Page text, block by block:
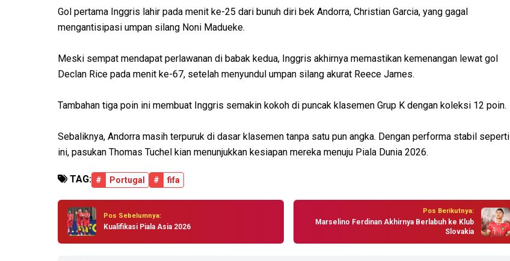
Gol pertama Inggris lahir pada menit ke-25 dari bunuh diri bek Andorra, Christian Garcia, yang gagal
mengantisipasi umpan silang Noni Madueke.
Meski sempat mendapat perlawanan di babak kedua, Inggris akhirnya memastikan kemenangan lewat gol
Declan Rice pada menit ke-67, setelah menyundul umpan silang akurat Reece James.
Tambahan tiga poin ini membuat Inggris semakin kokoh di puncak klasemen Grup K dengan koleksi 12 poin.
Sebaliknya, Andorra masih terpuruk di dasar klasemen tanpa satu pun angka. Dengan performa stabil seperti
ini, pasukan Thomas Tuchel kian menunjukkan kesiapan mereka menuju Piala Dunia 2026.
TAG: # Portugal # fifa
Pos Sebelumnya:
Kualifikasi Piala Asia 2026
Pos Berikutnya:
Marselino Ferdinan Akhirnya Berlabuh ke Klub
Slovakia